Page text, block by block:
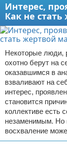
Интерес,
Как не
Некоторые люди,
охотно берут на
оказавшимся в
взваливают на
интерес,
становится
коллективе есть
незаменимым. Но
восхваление